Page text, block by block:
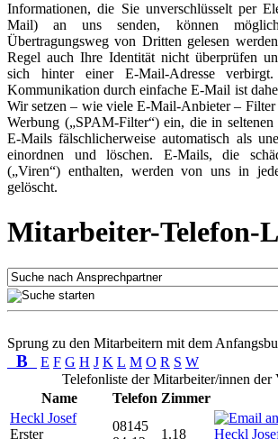
Informationen, die Sie unverschlüsselt per
Mail) an uns senden, können
Übertragungsweg von Dritten gelesen
Regel auch Ihre Identität nicht überprüfen
sich hinter einer E-Mail-Adresse verbirgt.
Kommunikation durch einfache E-Mail ist
Wir setzen – wie viele E-Mail-Anbieter – Filter
Werbung („SPAM-Filter“) ein, die in seltenen
E-Mails fälschlicherweise automatisch als
einordnen und löschen. E-Mails, die
(„Viren“) enthalten, werden von uns in
gelöscht.
Mitarbeiter-Telefon-
Sprung zu den Mitarbeitern mit dem
B E F G H J K L M O R S W
Telefonliste der Mitarbeiter/innen der
Name
Telefon Zimmer
Heckl Josef
Erster
08145
1.18